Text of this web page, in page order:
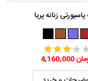
زنانه پریا
تومان